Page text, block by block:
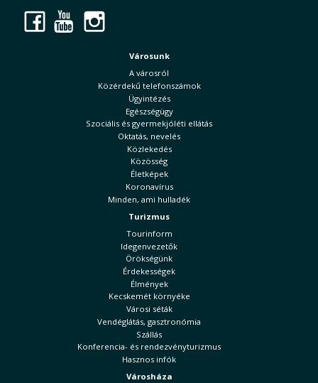
Facebook
YouTube
Városunk
A városról
Közérdekű telefonszámok
Ügyintézés
Egészségügy
Szociális és gyermekjóléti ellátás
Oktatás, nevelés
Közlekedés
Közösség
Életképek
Koronavírus
Minden, ami hulladék
Turizmus
Tourinform
Idegenvezetők
Örökségünk
Érdekességek
Élmények
Kecskemét környéke
Városi séták
Vendéglátás, gasztronómia
Szállás
Konferencia- és rendezvényturizmus
Hasznos infók
Városháza